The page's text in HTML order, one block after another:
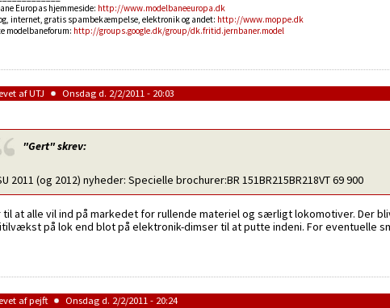
Europas hjemmeside: http://www.modelbaneeuropa.dk
internet, gratis spambekæmpelse, elektronik og andet: http://www.moppe.dk
modelbaneforum: http://groups.google.dk/group/dk.fritid.jernbaner.model
afUTJ Onsdag d. 2/2/2011 - 20:03
"Gert"skrev:
2011 (og 2012) nyheder: Specielle brochurer:BR 151BR215BR218VT 69 900
til at alle vil ind på markedet for rullende materiel og særligt lokomotiver. Der
på lok end blot på elektronik-dimser til at putte indeni. For eventuelle
afpejft Onsdag d. 2/2/2011 - 20:24